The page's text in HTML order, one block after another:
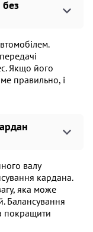
Якщо його
правильно, і
валу
кардана.
яка може
Балансування
покращити